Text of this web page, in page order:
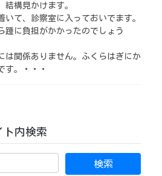
結構見かけます。
いて、診察室に入っておいでます。
踵に負担がかかったのでしょう
は関係ありません。ふくらはぎにか
す。・・・
ト内検索